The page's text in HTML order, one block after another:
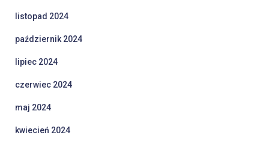
listopad 2024
październik 2024
lipiec 2024
czerwiec 2024
maj 2024
kwiecień 2024